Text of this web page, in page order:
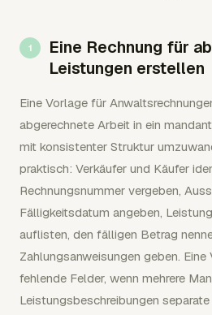
Eine Rechnung für
Leistungen erstellen
Eine Vorlage für
abgerechnete Arbeit in ein
mit konsistenter Struktur
praktisch: Verkäufer und Käufer
Rechnungsnummer vergeben,
Fälligkeitsdatum angeben,
auflisten, den fälligen Betrag
Zahlungsanweisungen geben.
fehlende Felder, wenn mehrere
Leistungsbeschreibungen